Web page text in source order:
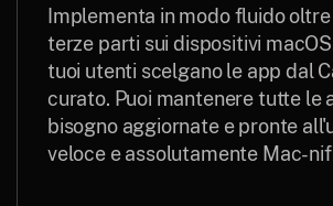
Implementa in modo fluido
terze parti sui dispositivi
tuoi utenti scelgano le app dal
curato. Puoi mantenere tutte le
bisogno aggiornate e pronte
veloce e assolutamente Mac-